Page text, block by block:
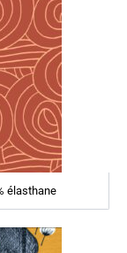
élasthane